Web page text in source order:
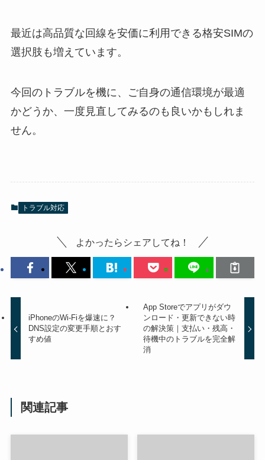
最近は高品質な回線を安価に利用できる格安SIMの
選択肢も増えています。
今回のトラブルを機に、ご自身の通信環境が最適
かどうか、一度見直してみるのも良いかもしれま
せん。
トラブル対応
よかったらシェアしてね！
iPhoneのWi-Fiを爆速に？
DNS設定の変更手順とおす
すめ値
App Storeでアプリがダウ
ンロード・更新できない時
の解決策｜支払い・残高・
待機中のトラブルを完全解
消
関連記事